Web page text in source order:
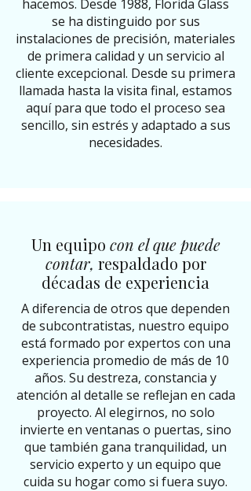
hacemos. Desde 1988, Florida Glass
se ha distinguido por sus
instalaciones de precisión, materiales
de primera calidad y un servicio al
cliente excepcional. Desde su primera
llamada hasta la visita final, estamos
aquí para que todo el proceso sea
sencillo, sin estrés y adaptado a sus
necesidades.
Un equipo con el que puede
contar, respaldado por
décadas de experiencia
A diferencia de otros que dependen
de subcontratistas, nuestro equipo
está formado por expertos con una
experiencia promedio de más de 10
años. Su destreza, constancia y
atención al detalle se reflejan en cada
proyecto. Al elegirnos, no solo
invierte en ventanas o puertas, sino
que también gana tranquilidad, un
servicio experto y un equipo que
cuida su hogar como si fuera suyo.